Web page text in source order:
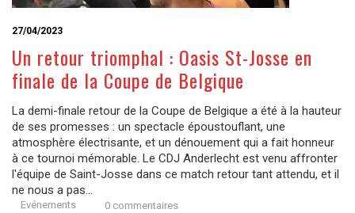
27/04/2023
Un retour triomphal : Oasis St-Josse en
finale de la Coupe de Belgique
La demi-finale retour de la Coupe de Belgique a été à la hauteur
de ses promesses : un spectacle époustouflant, une
atmosphère électrisante, et un dénouement qui a fait honneur
à ce tournoi mémorable. Le CDJ Anderlecht est venu affronter
l'équipe de Saint-Josse dans ce match retour tant attendu, et il
ne nous a pas...
Evénements 0 commentaires